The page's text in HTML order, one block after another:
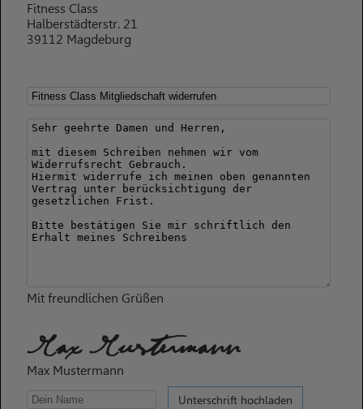
Fitness Class
Halberstädterstr. 21
39112 Magdeburg
Mit freundlichen Grüßen
Max Mustermann
Max Mustermann
Unterschrift hochladen